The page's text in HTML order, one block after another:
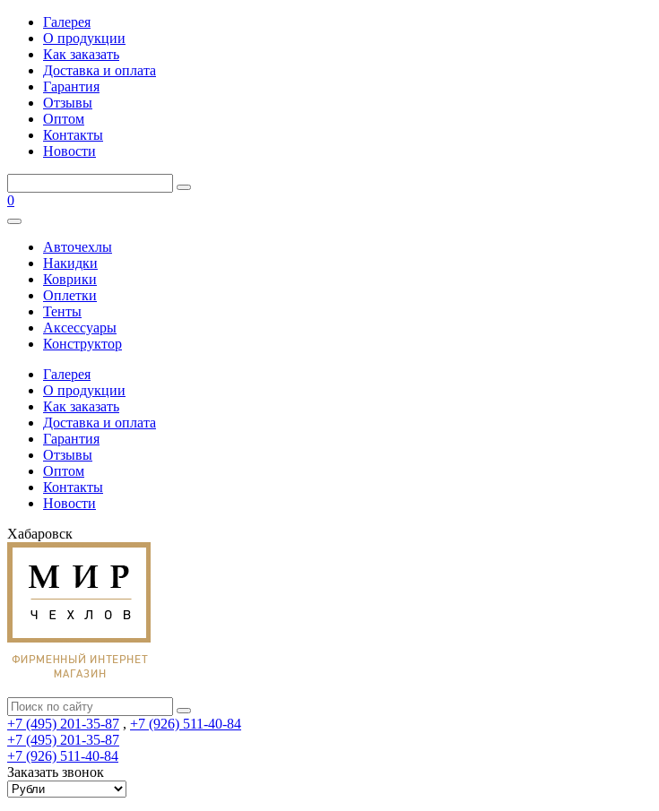
Галерея
О продукции
Как заказать
Доставка и оплата
Гарантия
Отзывы
Оптом
Контакты
Новости
0
Авточехлы
Накидки
Коврики
Оплетки
Тенты
Аксессуары
Конструктор
Галерея
О продукции
Как заказать
Доставка и оплата
Гарантия
Отзывы
Оптом
Контакты
Новости
Хабаровск
+7 (495) 201-35-87 , +7 (926) 511-40-84
+7 (495) 201-35-87
+7 (926) 511-40-84
Заказать звонок